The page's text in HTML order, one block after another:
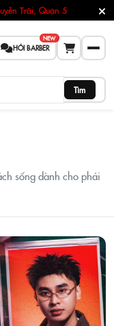
Trãi, Quận 5
HỎI BARBER
NEW
Tìm
sống dành cho phái